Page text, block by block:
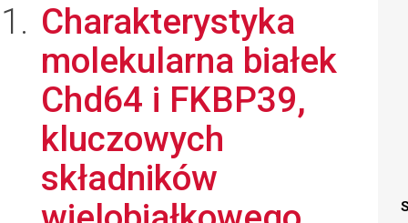
Charakterystyka
molekularna białek
Chd64 i FKBP39,
kluczowych
składników